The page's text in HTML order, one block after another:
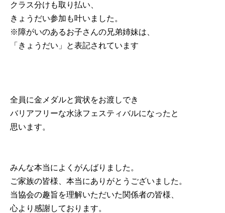
クラス分けも取り払い、
きょうだい参加も叶いました。
※障がいのあるお子さんの兄弟姉妹は、
「きょうだい」と表記されています
全員に金メダルと賞状をお渡しでき
バリアフリーな水泳フェスティバルになったと
思います。
みんな本当によくがんばりました。
ご家族の皆様、本当にありがとうございました。
当協会の趣旨を理解いただいた関係者の皆様、
心より感謝しております。